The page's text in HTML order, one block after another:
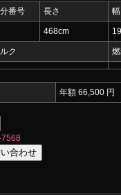
番号 長さ 幅
468cm
ク
年額 66,500 円
7568